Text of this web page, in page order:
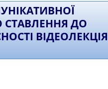
СТАВЛЕННЯ ДО
ВІДЕОЛЕКЦІЯ